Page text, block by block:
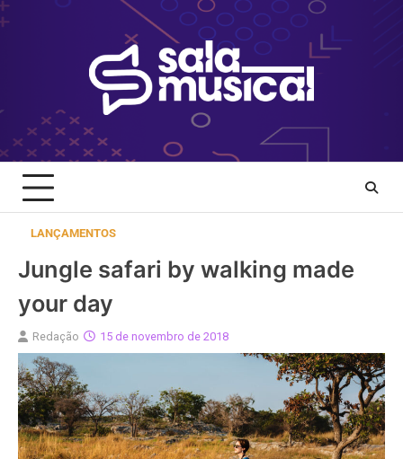
Skip
to
LANÇAMENTOS
Jungle safari by walking made
your day
Redação 15 de novembro de 2018